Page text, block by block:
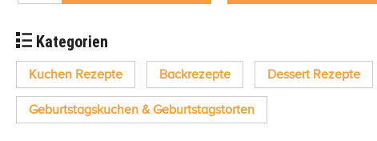
Kategorien
Kuchen Rezepte Backrezepte Dessert Rezepte
Geburtstagskuchen & Geburtstagstorten